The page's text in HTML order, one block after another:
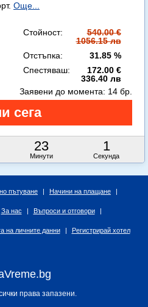
Още...
Стойност:
540.00 €
1056.15 лв
Отстъпка:
31.85 %
Спестяваш:
172.00 €
336.40 лв
23
Минути
0
Секунди
Заявени до момента: 14 бр.
пътуване | Начини на плащане |
За нас | Въпроси и отговори |
на личните данни | Регистрирай хотел
права запазени.